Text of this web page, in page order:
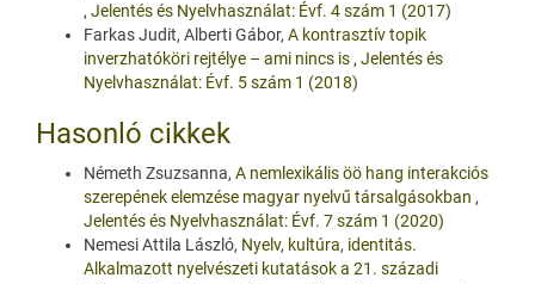
, Jelentés és Nyelvhasználat: Évf. 4 szám 1 (2017)
Farkas Judit, Alberti Gábor, A kontrasztív topik
inverzhatóköri rejtélye – ami nincs is, Jelentés és
Nyelvhasználat: Évf. 5 szám 1 (2018)
Hasonló cikkek
Németh Zsuzsanna, A nemlexikális öö hang interakciós
szerepének elemzése magyar nyelvű társalgásokban ,
Jelentés és Nyelvhasználat: Évf. 7 szám 1 (2020)
Nemesi Attila László, Nyelv, kultúra, identitás.
Alkalmazott nyelvészeti kutatások a 21. századi